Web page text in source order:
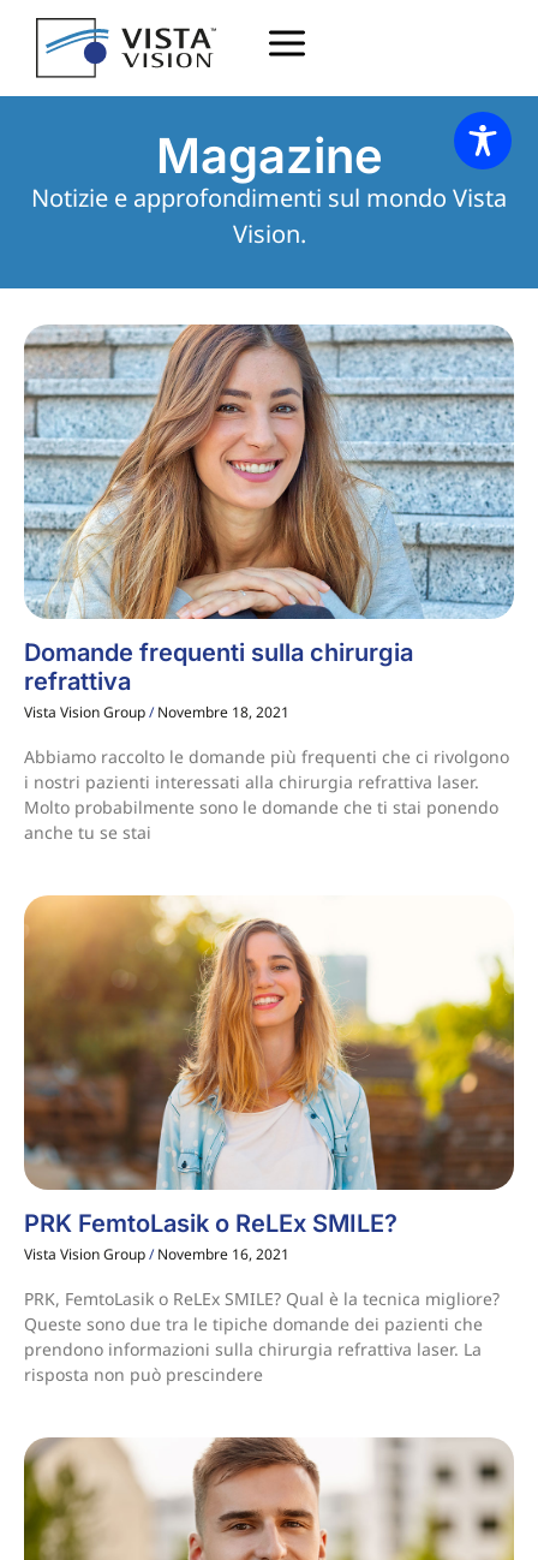
Magazine
Notizie e approfondimenti sul mondo Vista
Vision.
Domande frequenti sulla chirurgia
refrattiva
Vista Vision Group Novembre 18, 2021
Abbiamo raccolto le domande più frequenti che ci rivolgono
i nostri pazienti interessati alla chirurgia refrattiva laser.
Molto probabilmente sono le domande che ti stai ponendo
anche tu se stai
PRK FemtoLasik o ReLEx SMILE?
Vista Vision Group Novembre 16, 2021
PRK, FemtoLasik o ReLEx SMILE? Qual è la tecnica migliore?
Queste sono due tra le tipiche domande dei pazienti che
prendono informazioni sulla chirurgia refrattiva laser. La
risposta non può prescindere